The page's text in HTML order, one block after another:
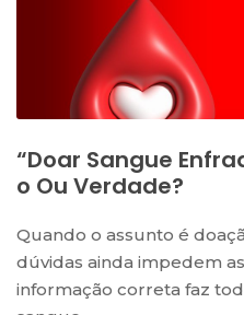
“Doar Sangue
O Ou Verdade?
Quando o assunto é
dúvidas ainda impedem
informação correta faz